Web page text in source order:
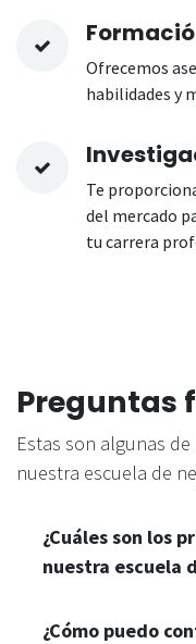
Ofrecemos
habilidades y
Te
del mercado
tu carrera
Preguntas
Estas son algunas
nuestra escuela de
¿Cuáles son los
nuestra escuela
¿Cómo puedo